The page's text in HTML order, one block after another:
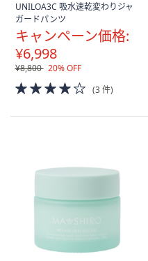
UNILOA3C 吸水速乾変わりジャ
ガードパンツ
キャンペーン価格:
¥6,998
¥8,800 20% OFF
4.0
of
(3 件)